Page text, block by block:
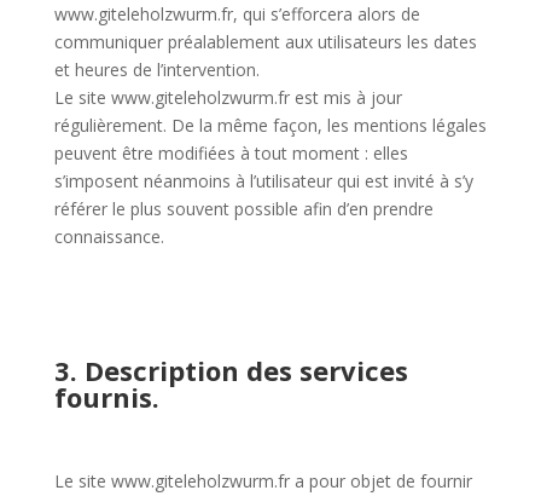
www.giteleholzwurm.fr, qui s’efforcera alors de
communiquer préalablement aux utilisateurs les dates
et heures de l’intervention.
Le site www.giteleholzwurm.fr est mis à jour
régulièrement. De la même façon, les mentions légales
peuvent être modifiées à tout moment : elles
s’imposent néanmoins à l’utilisateur qui est invité à s’y
référer le plus souvent possible afin d’en prendre
connaissance.
3. Description des services
fournis.
Le site www.giteleholzwurm.fr a pour objet de fournir